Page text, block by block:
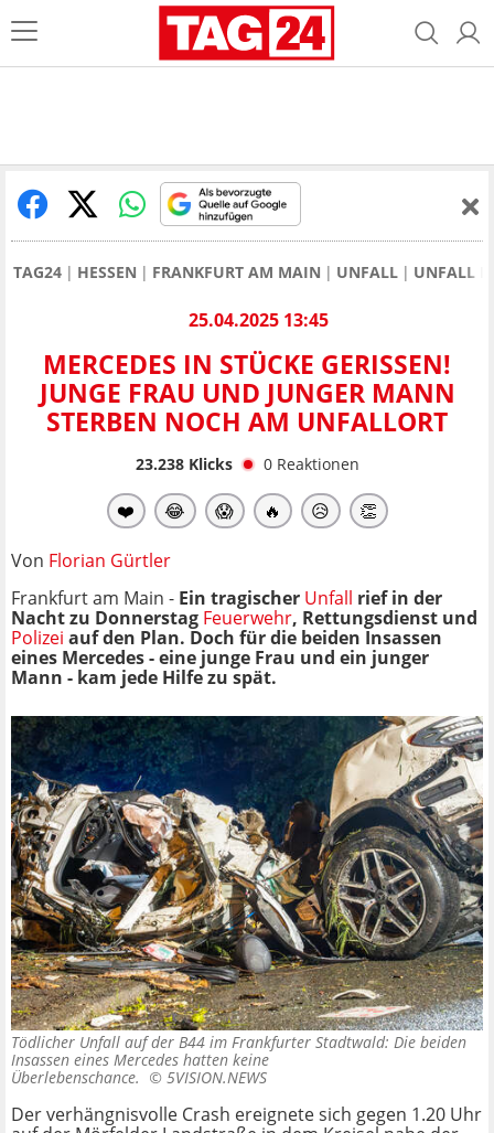
TAG24 HESSEN FRANKFURT AM MAIN UNFALL UNFALL
25.04.2025 13:45
MERCEDES IN STÜCKE GERISSEN!
JUNGE FRAU UND JUNGER MANN
STERBEN NOCH AM UNFALLORT
23.238Klicks 0 Reaktionen
❤️ 😂 😱 🔥 😥 👏
Von Florian Gürtler
Frankfurt am Main - Ein tragischer Unfall rief in der
Nacht zu Donnerstag Feuerwehr, Rettungsdienst und
Polizei auf den Plan. Doch für die beiden Insassen
eines Mercedes - eine junge Frau und ein junger
Mann - kam jede Hilfe zu spät.
Tödlicher Unfall auf der B44 im Frankfurter Stadtwald: Die beiden
Insassen eines Mercedes hatten keine
Überlebenschance. © 5VISION.NEWS
Der verhängnisvolle Crash ereignete sich gegen 1.20 Uhr